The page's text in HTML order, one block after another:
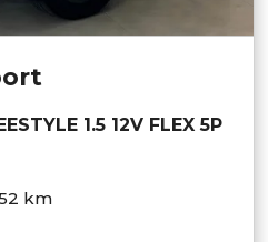
1.5 12V FLEX 5P
km